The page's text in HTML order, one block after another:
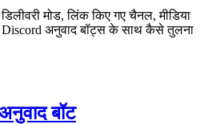
मोड, लिंक किए गए चैनल, मीडिया
Discord अनुवाद बॉट्स के साथ कैसे तुलना
बॉट